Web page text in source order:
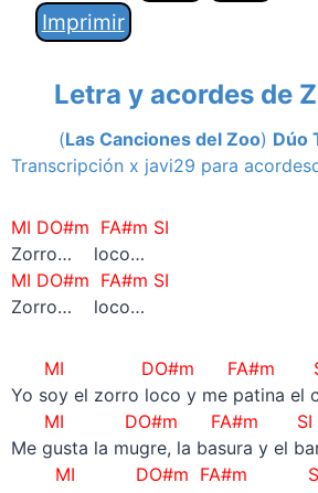
Imprimir
Letra y acordes de
(Las Canciones del Zoo) Dúo
Transcripción x javi29 para
MI DO#m FA#m SI
Zorro… loco…
MI DO#m FA#m SI
Zorro… loco…
MI DO#m FA#m
Yo soy el zorro loco y me patina el
MI DO#m FA#m SI
Me gusta la mugre, la basura y el
MI DO#m FA#m